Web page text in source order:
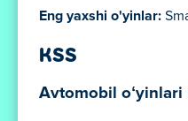
Eng yaxshi o'yinlar:
KSS
Avtomobil oʻyinlari